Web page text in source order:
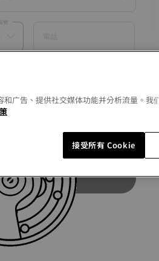
號
位
*
提交
广告、提供社交媒体功能并分析流量。我
接受所有 Cookie